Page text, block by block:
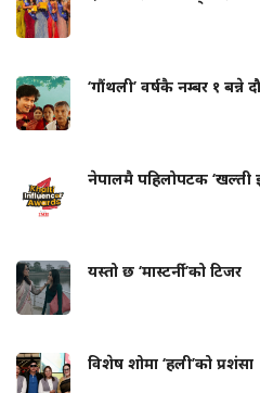
‘गौंथली’ वर्षकै नम्बर १ बन्ने
नेपालमै पहिलोपटक ‘खल्ती
यस्तो छ ‘मास्टर्नी’को टिजर
विशेष शोमा ‘हली’को प्रशंसा